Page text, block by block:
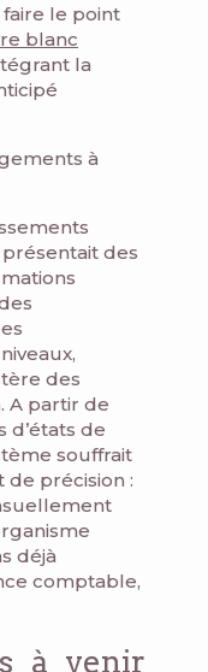
le point
blanc
la
à
des
des
A partir de
d’états de
souffrait
de précision :
déjà
comptable,
à venir